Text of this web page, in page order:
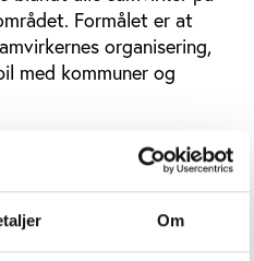
Om
Formålet er at
organisering,
med kommuner og
undersøgelsens anden
casestudier af
i fire udvalgte